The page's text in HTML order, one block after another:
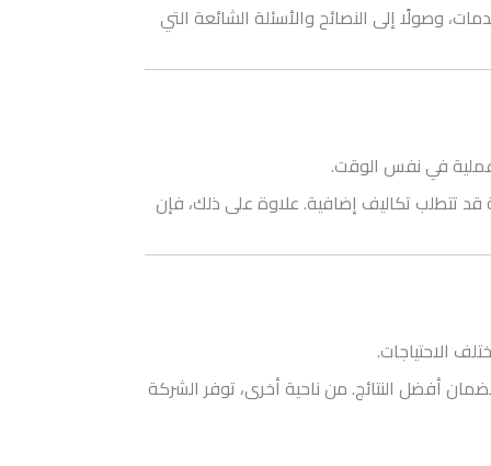
وصولًا إلى النصائح والأسئلة الشائعة التي
في نفس الوقت.
تتطلب تكاليف إضافية. علاوة على ذلك، فإن
الاحتياجات.
أفضل النتائج. من ناحية أخرى، توفر الشركة